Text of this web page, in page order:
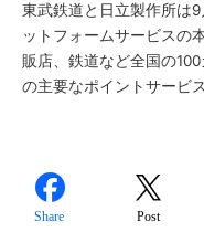
東武鉄道と日立製作所は
ットフォームサービスの
販店、鉄道など全国の
の主要なポイントサービ
Share Post